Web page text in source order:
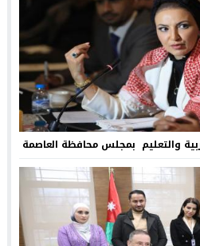
والتعليم بمجلس محافظة العاصمة